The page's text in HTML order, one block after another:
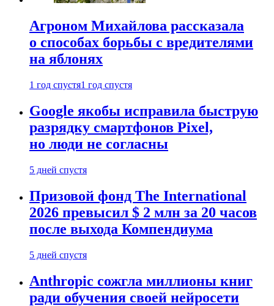
Агроном Михайлова рассказала
о способах борьбы с вредителями
на яблонях
1 год спустя1 год спустя
Google якобы исправила быструю
разрядку смартфонов Pixel,
но люди не согласны
5 дней спустя
Призовой фонд The International
2026 превысил $ 2 млн за 20 часов
после выхода Компендиума
5 дней спустя
Anthropic сожгла миллионы книг
ради обучения своей нейросети